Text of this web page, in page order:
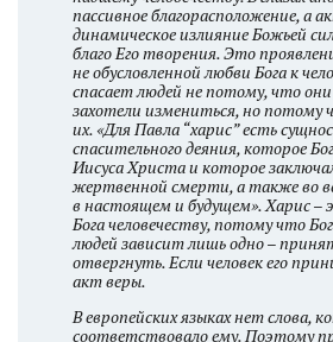
пассивное благорасположение, а
динамическое излияние Божьей
благо Его творения. Это
не обусловленной любви Бога к
спасает людей не потому, что
захотели измениться, но
их. «Для Павла “харис” есть
спасительного деяния, которое
Иисуса Христа и которое
жертвенной смерти, а также во
в настоящем и будущем». Харис –
Бога человечеству, потому что
людей зависит лишь одно –
отвергнуть. Если человек его
акт веры.
В европейских языках нет слова,
соответствовало ему. Поэтому